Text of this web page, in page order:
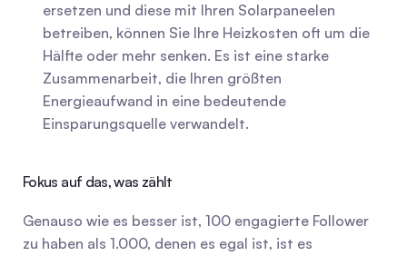
ersetzen und diese mit Ihren Solarpaneelen
betreiben, können Sie Ihre Heizkosten oft um die
Hälfte oder mehr senken. Es ist eine starke
Zusammenarbeit, die Ihren größten
Energieaufwand in eine bedeutende
Einsparungsquelle verwandelt.
Fokus auf das, was zählt
Genauso wie es besser ist, 100 engagierte Follower
zu haben als 1.000, denen es egal ist, ist es